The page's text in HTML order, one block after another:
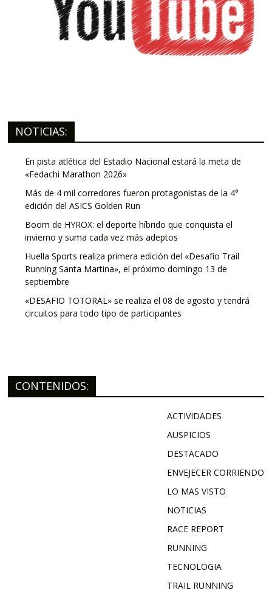
NOTICIAS:
En pista atlética del Estadio Nacional estará la meta de
«Fedachi Marathon 2026»
Más de 4 mil corredores fueron protagonistas de la 4°
edición del ASICS Golden Run
Boom de HYROX: el deporte híbrido que conquista el
invierno y suma cada vez más adeptos
Huella Sports realiza primera edición del «Desafío Trail
Running Santa Martina», el próximo domingo 13 de
septiembre
«DESAFIO TOTORAL» se realiza el 08 de agosto y tendrá
circuitos para todo tipo de participantes
CONTENIDOS:
ACTIVIDADES
AUSPICIOS
DESTACADO
ENVEJECER CORRIENDO
LO MAS VISTO
NOTICIAS
RACE REPORT
RUNNING
TECNOLOGIA
TRAIL RUNNING